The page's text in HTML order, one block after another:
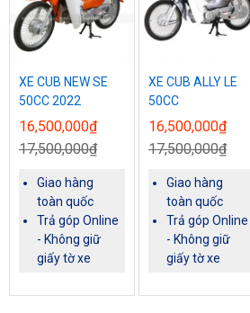
XE CUB NEW SE
50CC 2022
16,500,000₫
17,500,000₫
Giao hàng
toàn quốc
Trả góp Online
- Không giữ
giấy tờ xe
XE CUB ALLY LE
50CC
16,500,000₫
17,500,000₫
Giao hàng
toàn quốc
Trả góp Online
- Không giữ
giấy tờ xe